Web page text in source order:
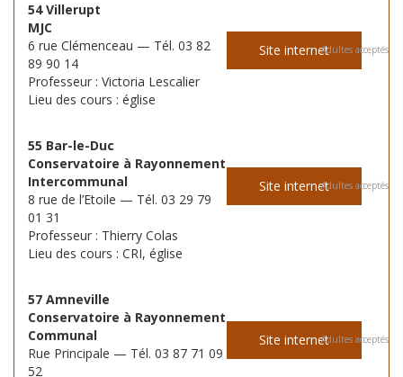
Site internet
54 Villerupt
MJC
6 rue Clémenceau — Tél. 03 82
89 90 14
Professeur : Victoria Lescalier
Lieu des cours : église
Adultes acceptés
Site internet
55 Bar-le-Duc
Conservatoire à Rayonnement
Intercommunal
8 rue de l’Etoile — Tél. 03 29 79
01 31
Professeur : Thierry Colas
Lieu des cours : CRI, église
Adultes acceptés
Site internet
57 Amneville
Conservatoire à Rayonnement
Communal
Rue Principale — Tél. 03 87 71 09
52
Adultes acceptés